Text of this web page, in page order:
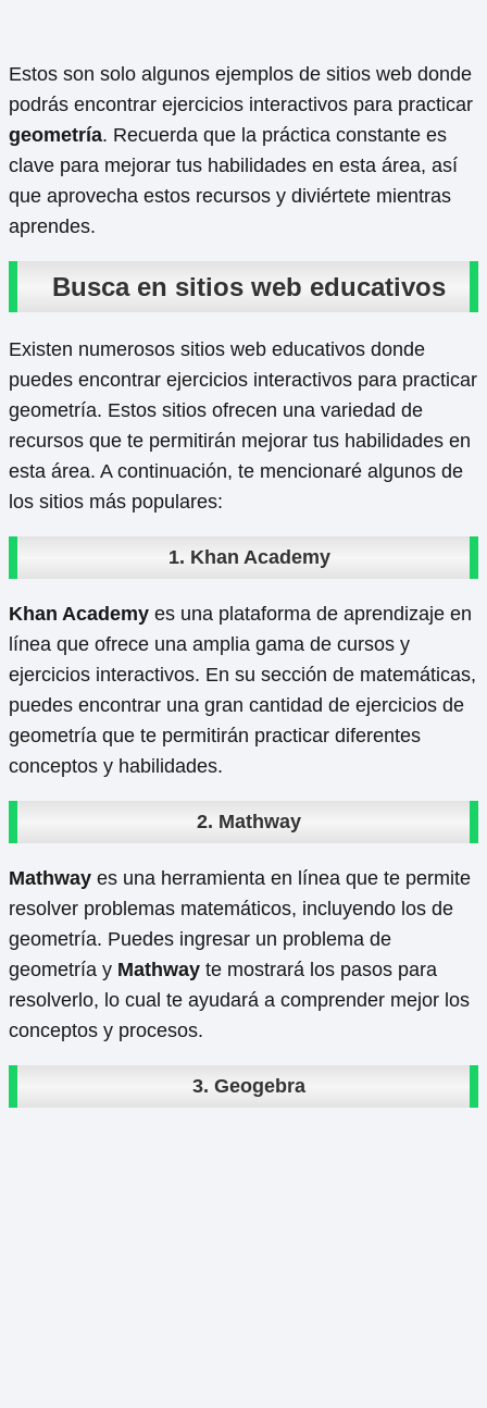
Estos son solo algunos ejemplos de sitios web donde
podrás encontrar ejercicios interactivos para practicar
geometría. Recuerda que la práctica constante es
clave para mejorar tus habilidades en esta área, así
que aprovecha estos recursos y diviértete mientras
aprendes.
Busca en sitios web educativos
Existen numerosos sitios web educativos donde
puedes encontrar ejercicios interactivos para practicar
geometría. Estos sitios ofrecen una variedad de
recursos que te permitirán mejorar tus habilidades en
esta área. A continuación, te mencionaré algunos de
los sitios más populares:
1. Khan Academy
Khan Academy es una plataforma de aprendizaje en
línea que ofrece una amplia gama de cursos y
ejercicios interactivos. En su sección de matemáticas,
puedes encontrar una gran cantidad de ejercicios de
geometría que te permitirán practicar diferentes
conceptos y habilidades.
2. Mathway
Mathway es una herramienta en línea que te permite
resolver problemas matemáticos, incluyendo los de
geometría. Puedes ingresar un problema de
geometría y Mathway te mostrará los pasos para
resolverlo, lo cual te ayudará a comprender mejor los
conceptos y procesos.
3. Geogebra